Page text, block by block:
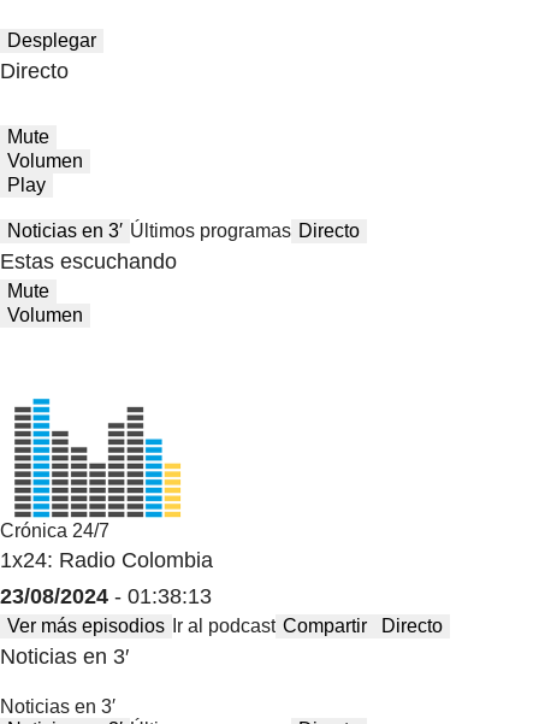
Desplegar
Directo
Mute
Volumen
Play
Noticias en 3′ Últimos programas Directo
Estas escuchando
Mute
Volumen
Crónica 24/7
1x24: Radio Colombia
23/08/2024 - 01:38:13
Ver más episodios Ir al podcast Compartir Directo
Noticias en 3′
Noticias en 3′